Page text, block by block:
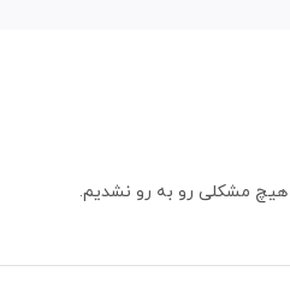
با هیچ مشکلی رو به رو نشدیم.